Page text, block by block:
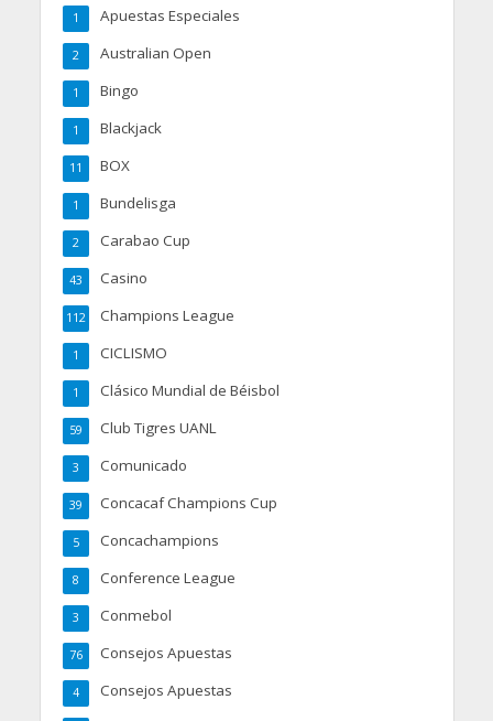
Apuestas Especiales
1
Australian Open
2
Bingo
1
Blackjack
1
BOX
11
Bundelisga
1
Carabao Cup
2
Casino
43
Champions League
112
CICLISMO
1
Clásico Mundial de Béisbol
1
Club Tigres UANL
59
Comunicado
3
Concacaf Champions Cup
39
Concachampions
5
Conference League
8
Conmebol
3
Consejos Apuestas
76
Consejos Apuestas
4